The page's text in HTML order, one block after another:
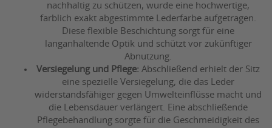
nachhaltig zu schützen, wurde eine hochwertige,
farblich exakt abgestimmte Lederfarbe aufgetragen.
Diese flexible Beschichtung sorgt für eine
langanhaltende Optik und schützt vor zukünftiger
Abnutzung.
Versiegelung und Pflege: Abschließend erhielt der Sitz
eine spezielle Versiegelung, die das Leder
widerstandsfähiger gegen Umwelteinflüsse macht und
die Lebensdauer verlängert. Eine abschließende
Pflegebehandlung sorgte für die Geschmeidigkeit des